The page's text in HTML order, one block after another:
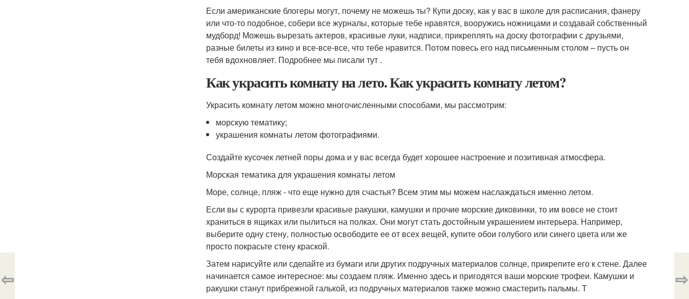
Если американские блогеры могут, почему не можешь ты? Купи доску, как у вас в школе для расписания, фанеру
или что-то подобное, собери все журналы, которые тебе нравятся, вооружись ножницами и создавай собственный
мудборд! Можешь вырезать актеров, красивые луки, надписи, прикреплять на доску фотографии с друзьями,
разные билеты из кино и все-все-все, что тебе нравится. Потом повесь его над письменным столом – пусть он
тебя вдохновляет. Подробнее мы писали тут .
Как украсить комнату на лето. Как украсить комнату летом?
Украсить комнату летом можно многочисленными способами, мы рассмотрим:
морскую тематику;
украшения комнаты летом фотографиями.
Создайте кусочек летней поры дома и у вас всегда будет хорошее настроение и позитивная атмосфера.
Морская тематика для украшения комнаты летом
Море, солнце, пляж - что еще нужно для счастья? Всем этим мы можем наслаждаться именно летом.
Если вы с курорта привезли красивые ракушки, камушки и прочие морские диковинки, то им вовсе не стоит
храниться в ящиках или пылиться на полках. Они могут стать достойным украшением интерьера. Например,
выберите одну стену, полностью освободите ее от всех вещей, купите обои голубого или синего цвета или же
просто покрасьте стену краской.
Затем нарисуйте или сделайте из бумаги или других подручных материалов солнце, прикрепите его к стене. Далее
начинается самое интересное: мы создаем пляж. Именно здесь и пригодятся ваши морские трофеи. Камушки и
ракушки станут прибрежной галькой, из подручных материалов также можно смастерить пальмы. Т
⇦ ⇨